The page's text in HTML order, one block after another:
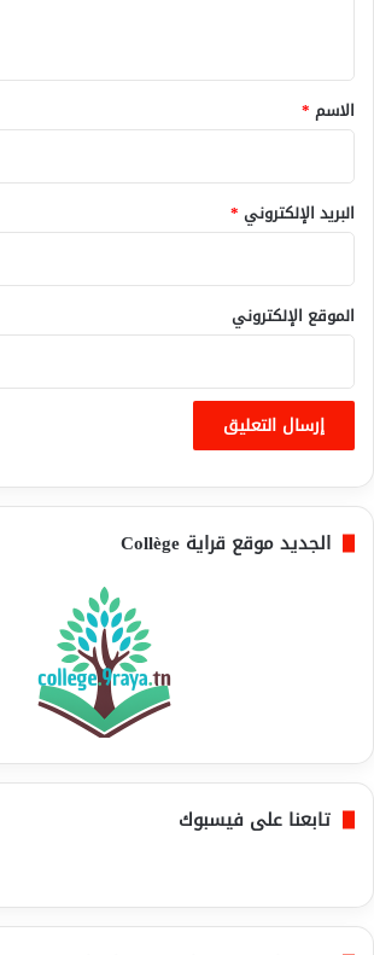
*
الاسم *
البريد الإلكتروني *
الموقع الإلكتروني
الجديد موقع قراية Collège
تابعنا على فيسبوك